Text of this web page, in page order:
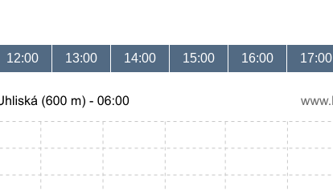
12:00 13:00 14:00 15:00 16:00 17:00